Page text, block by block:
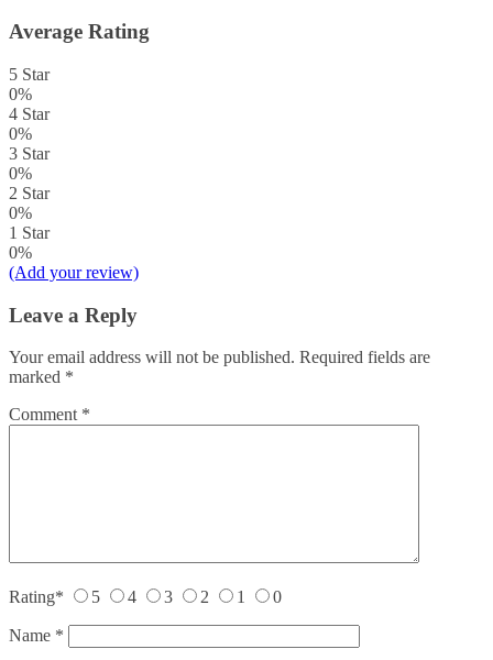
Average Rating
5 Star
0%
4 Star
0%
3 Star
0%
2 Star
0%
1 Star
0%
(Add your review)
Leave a Reply
Your email address will not be published. Required fields are
marked *
Comment *
Rating* 5 4 3 2 1 0
Name *